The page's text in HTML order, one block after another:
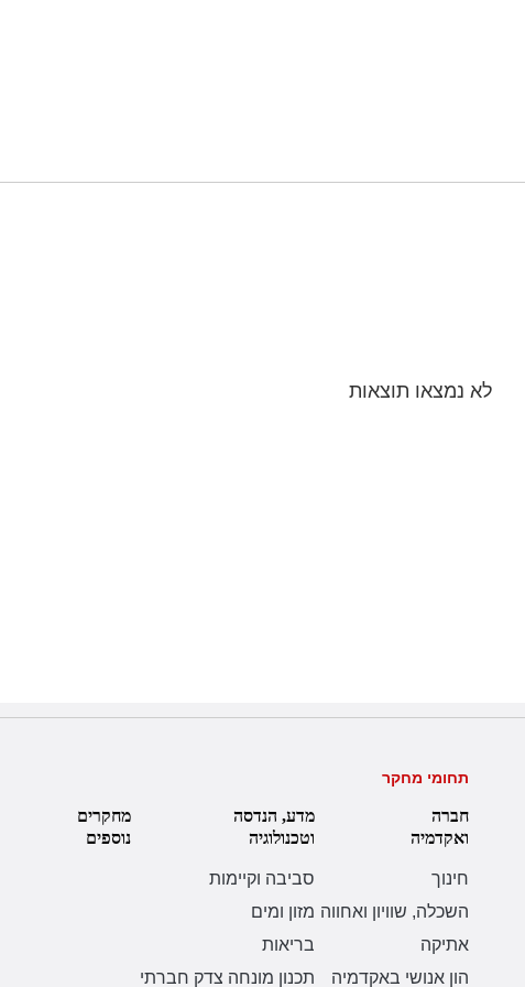
לא נמצאו תוצאות
תחומי מחקר
חברה
ואקדמיה
חינוך
השכלה, שוויון ואחווה
אתיקה
הון אנושי באקדמיה
מדע, הנדסה
וטכנולוגיה
סביבה וקיימות
מזון ומים
בריאות
תכנון מונחה צדק חברתי
מחקרים
נוספים